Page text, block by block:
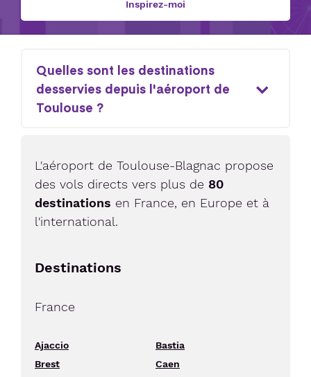
Inspirez-moi
Quelles sont les destinations
desservies depuis l'aéroport de
Toulouse ?
L'aéroport de Toulouse-Blagnac propose
des vols directs vers plus de 80
destinations en France, en Europe et à
l'international.
Destinations
France
Ajaccio
Bastia
Brest
Caen